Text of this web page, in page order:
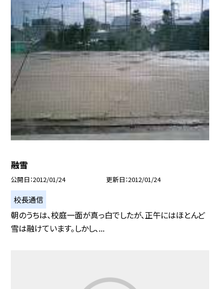
融雪
公開日 2012/01/24 更新日 2012/01/24
校長通信
朝のうちは、校庭一面が真っ白でしたが、正午にはほとんど
雪は融けています。しかし、...